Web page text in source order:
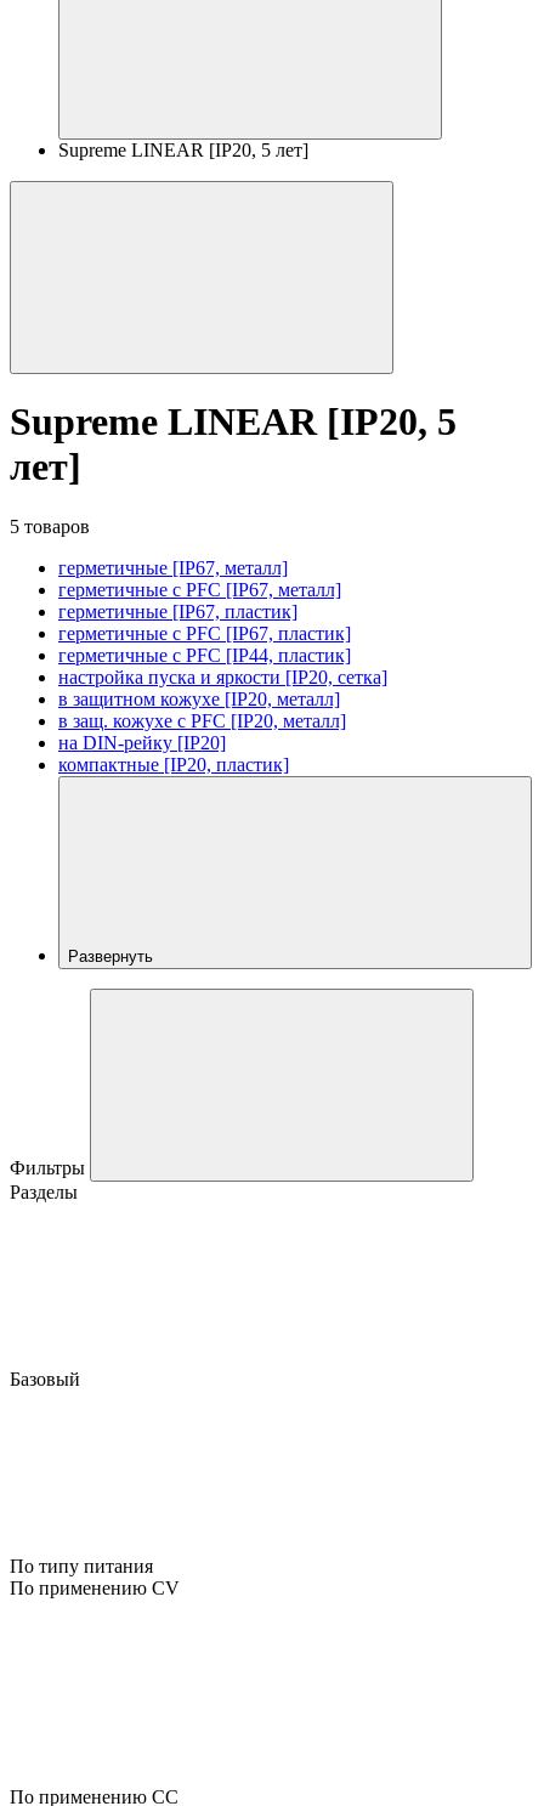
Supreme LINEAR [IP20, 5 лет]
Supreme LINEAR [IP20, 5
лет]
5 товаров
герметичные [IP67, металл]
герметичные с PFC [IP67, металл]
герметичные [IP67, пластик]
герметичные с PFC [IP67, пластик]
герметичные с PFC [IP44, пластик]
настройка пуска и яркости [IP20, сетка]
в защитном кожухе [IP20, металл]
в защ. кожухе с PFC [IP20, металл]
на DIN-рейку [IP20]
компактные [IP20, пластик]
Развернуть
Фильтры
Разделы
Базовый
По типу питания
По применению CV
По применению CC